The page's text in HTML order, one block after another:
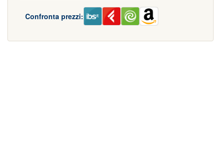
Confronta prezzi: